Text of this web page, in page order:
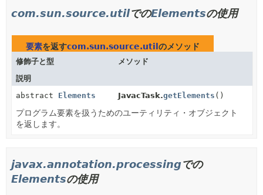
com.sun.source.utilでのElementsの使用
要素を返すcom.sun.source.utilのメソッド
修飾子と型
メソッド
説明
abstract Elements JavacTask.getElements ()
プログラム要素を扱うためのユーティリティ・オブジェクト
を返します。
javax.annotation.processingでの
Elementsの使用